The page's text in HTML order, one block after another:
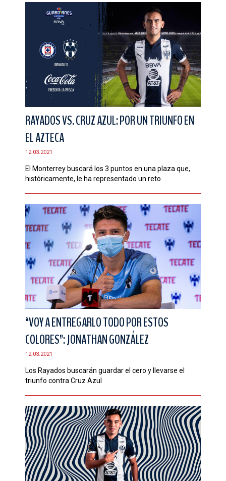
RAYADOS VS. CRUZ AZUL: POR UN TRIUNFO EN
EL AZTECA
12.03.2021
El Monterrey buscará los 3 puntos en una plaza que,
históricamente, le ha representado un reto
“VOY A ENTREGARLO TODO POR ESTOS
COLORES”: JONATHAN GONZÁLEZ
12.03.2021
Los Rayados buscarán guardar el cero y llevarse el
triunfo contra Cruz Azul